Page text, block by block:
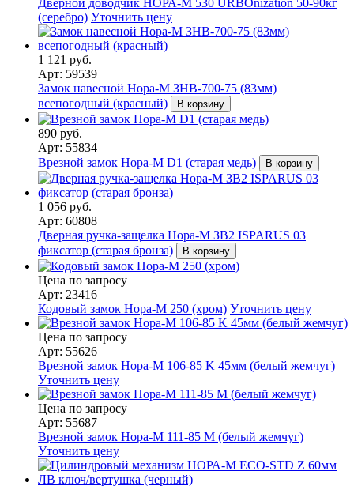
Дверной доводчик НОРА-M 530 URBOnization 50-90кг
(серебро) Уточнить цену
1 121 руб.
Арт: 59539
Замок навесной Нора-М ЗНВ-700-75 (83мм)
всепогодный (красный)
В корзину
890 руб.
Арт: 55834
Врезной замок Нора-М D1 (старая медь)
В корзину
1 056 руб.
Арт: 60808
Дверная ручка-защелка Нора-М ЗВ2 ISPARUS 03
фиксатор (старая бронза)
В корзину
Цена по запросу
Арт: 23416
Кодовый замок Нора-М 250 (хром) Уточнить цену
Цена по запросу
Арт: 55626
Врезной замок Нора-М 106-85 K 45мм (белый жемчуг)
Уточнить цену
Цена по запросу
Арт: 55687
Врезной замок Нора-М 111-85 М (белый жемчуг)
Уточнить цену